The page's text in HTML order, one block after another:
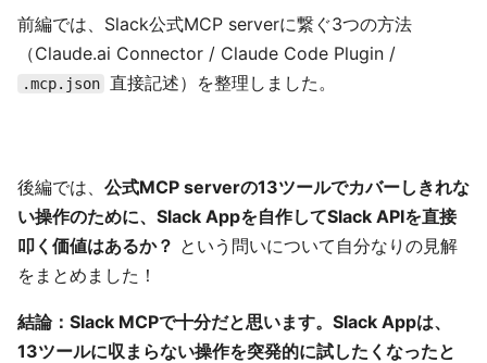
前編では、Slack公式MCP serverに繋ぐ3つの方法
（Claude.ai Connector / Claude Code Plugin /
.mcp.json 直接記述）を整理しました。
後編では、 公式MCP serverの13ツールでカバーしきれな
い操作のために、Slack Appを自作してSlack APIを直接
叩く価値はあるか？ という問いについて自分なりの見解
をまとめました！
結論：Slack MCPで十分だと思います。Slack Appは、
13ツールに収まらない操作を突発的に試したくなったと